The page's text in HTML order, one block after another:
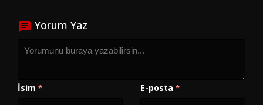
Yorum Yaz
İsim * E-posta *